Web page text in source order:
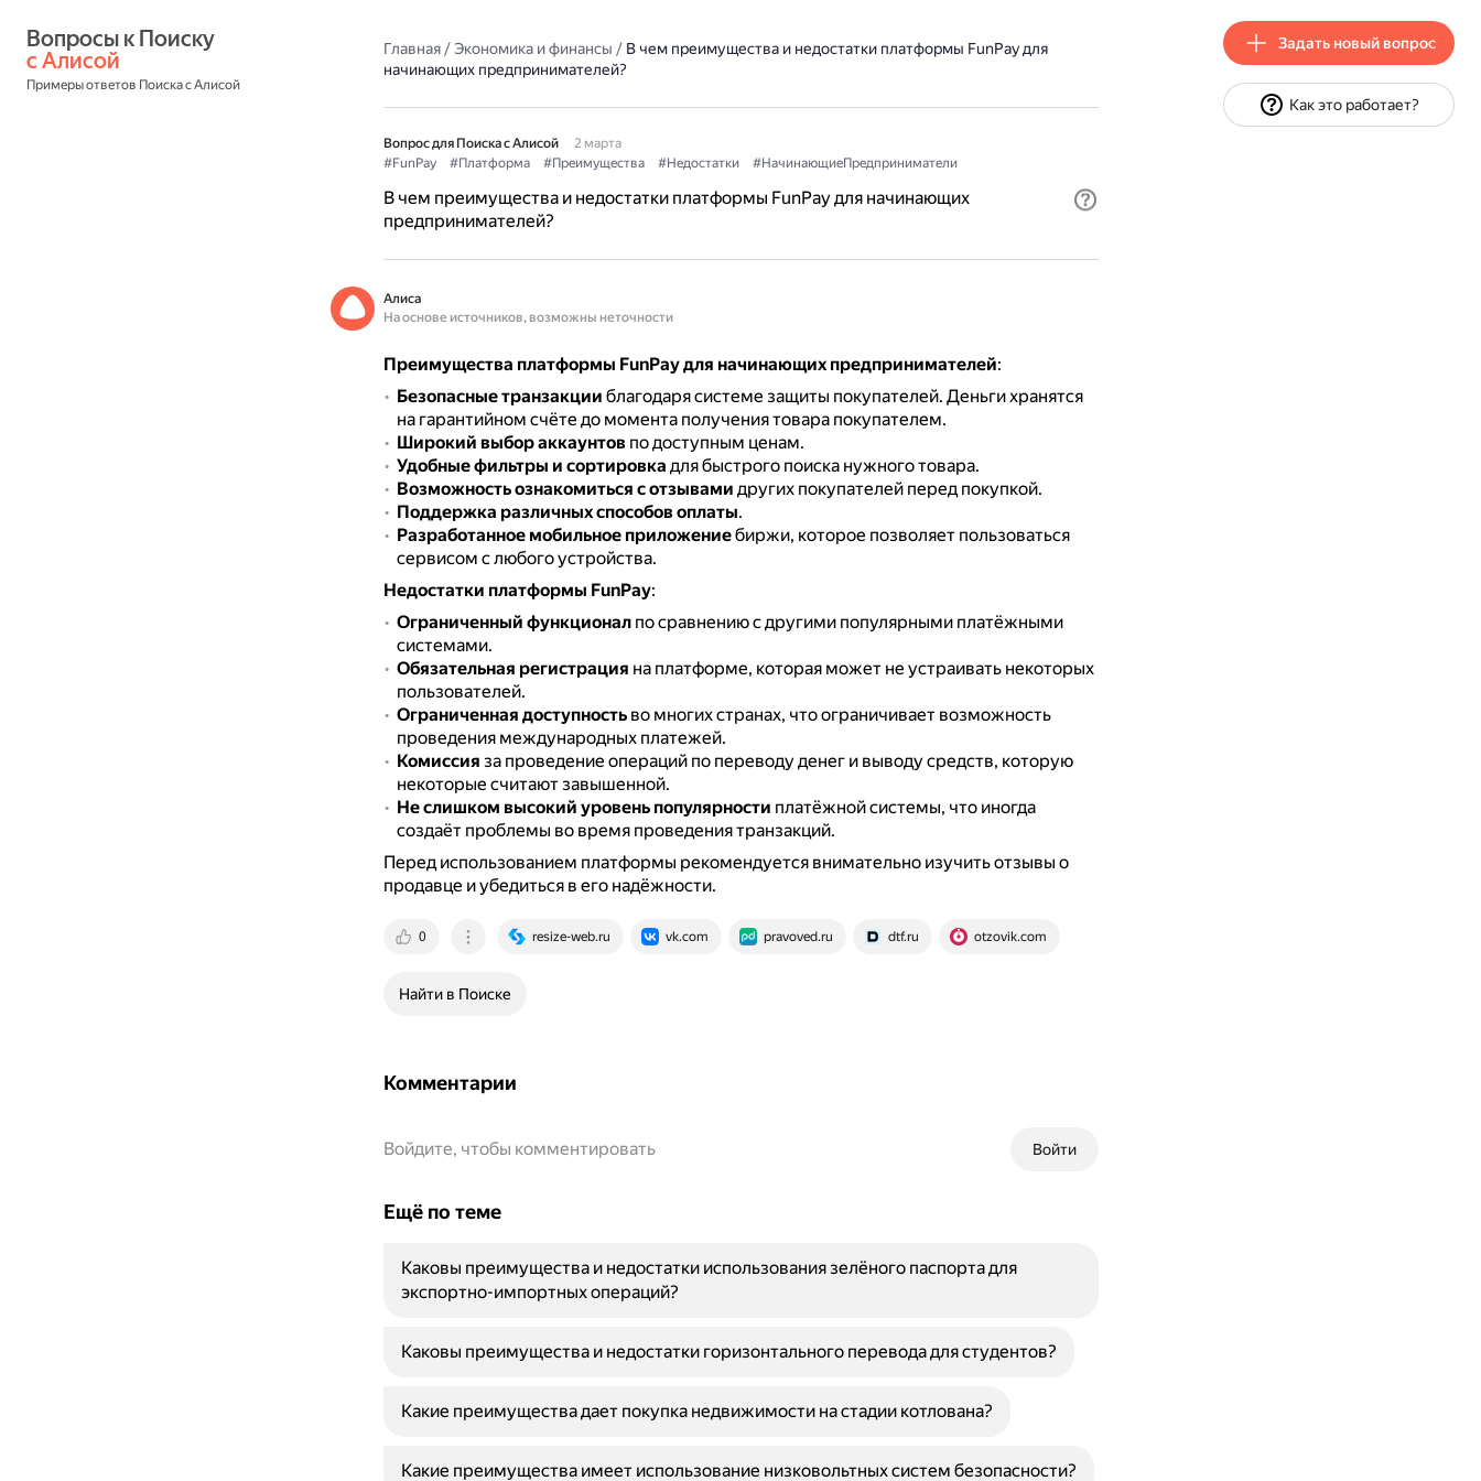
с Алисой
Примеры ответов Поиска с Алисой
Главная/Экономика и финансы / В чем преимущества и недостатки платформы FunPay для
начинающих предпринимателей?
Вопрос для Поиска с Алисой
2 марта
#FunPay
#Платформа #Преимущества #Недостатки #НачинающиеПредприниматели
В чем преимущества и недостатки платформы FunPay для начинающих
предпринимателей?
Алиса
На основе источников, возможны неточности
Преимущества платформы FunPay для начинающих предпринимателей:
Безопасные транзакции благодаря системе защиты покупателей. Деньги хранятся
на гарантийном счёте до момента получения товара покупателем.
Широкий выбор аккаунтовпо доступным ценам.
Удобные фильтры и сортировка для быстрого поиска нужного товара.
Возможность ознакомиться с отзывами других покупателей перед покупкой.
Поддержка различных способов оплаты.
Разработанное мобильное приложениебиржи, которое позволяет пользоваться
сервисом с любого устройства.
Недостатки платформы FunPay:
Ограниченный функционалпо сравнению с другими популярными платёжными
системами.
Обязательная регистрация на платформе, которая может не устраивать некоторых
пользователей.
Ограниченная доступностьво многих странах, что ограничивает возможность
проведения международных платежей.
Комиссия за проведение операций по переводу денег и выводу средств, которую
некоторые считают завышенной.
Не слишком высокий уровень популярности платёжной системы, что иногда
создаёт проблемы во время проведения транзакций.
Перед использованием платформы рекомендуется внимательно изучить отзывы о
продавце и убедиться в его надёжности.
0 resize-web.ru vk.com pravoved.ru dtf.ru otzovik.com
Найти в Поиске
Комментарии
Войти
Войдите, чтобы комментировать
Ещё по теме
Каковы преимущества и недостатки использования зелёного паспорта для
экспортно-импортных операций?
Каковы преимущества и недостатки горизонтального перевода для студентов?
Какие преимущества дает покупка недвижимости на стадии котлована?
Какие преимущества имеет использование низковольтных систем безопасности?
Задать новый вопрос
Как это работает?